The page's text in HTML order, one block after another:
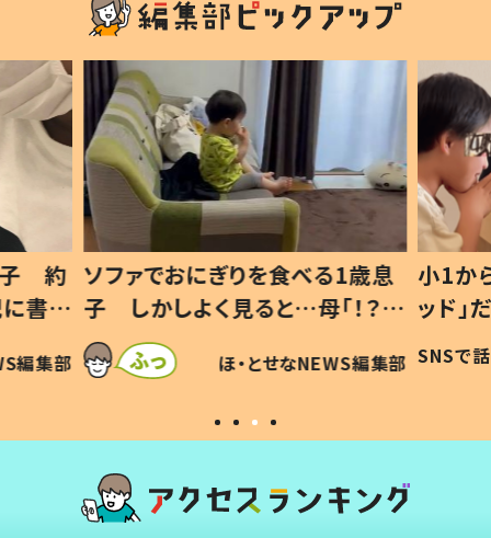
歳息
？」
編集部
小1から不登校、息子は「ギフテ
ッド」だった 父が“ウチ給食”を
作り続ける理由とは #令和の親
#令和の子
SNSで話題 ほ・とせなNEWS編集部
ひ孫
が、抱
「涙
い」